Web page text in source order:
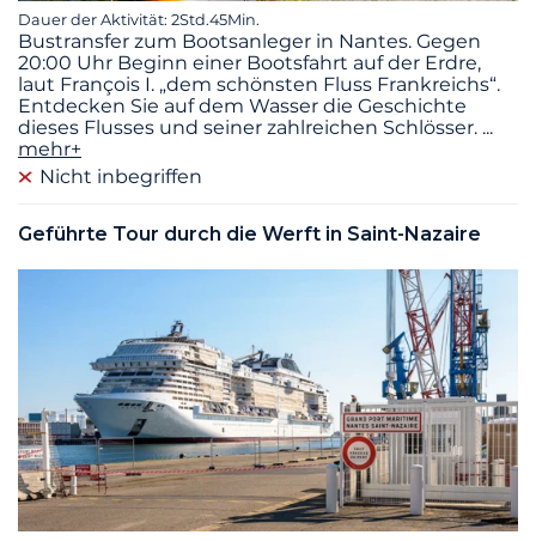
Dauer der Aktivität: 2Std.45Min.
Bustransfer zum Bootsanleger in Nantes. Gegen
20:00 Uhr Beginn einer Bootsfahrt auf der Erdre,
laut François I. „dem schönsten Fluss Frankreichs“.
Entdecken Sie auf dem Wasser die Geschichte
dieses Flusses und seiner zahlreichen Schlösser. ...
mehr+
Nicht inbegriffen
Geführte Tour durch die Werft in Saint-Nazaire